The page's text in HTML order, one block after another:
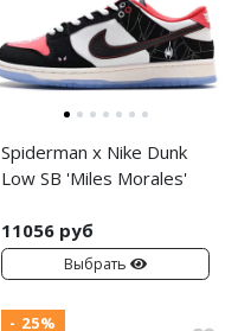
Spiderman x Nike Dunk
Low SB 'Miles Morales'
11056 руб
Выбрать
- 25%